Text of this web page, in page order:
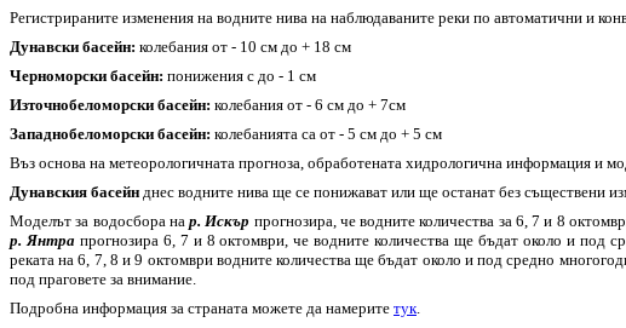
Регистрираните изменения на водните нива на наблюдаваните реки по автоматични и
Дунавски басейн: колебания от - 10 см до + 18 см
Черноморски басейн: понижения с до - 1 см
Източнобеломорски басейн: колебания от - 6 см до + 7см
Западнобеломорски басейн: колебанията са от - 5 см до + 5 см
Въз основа на метеорологичната прогноза, обработената хидрологична информация и
Дунавския басейн днес водните нива ще се понижават или ще останат без съществени
Моделът за водосбора нар. Искър прогнозира, че водните количества за 6, 7 и 8
р. Янтрапрогнозира 6, 7 и 8 октомври, че водните количества ще бъдат около и под
реката на 6, 7, 8 и 9 октомври водните количества ще бъдат около и под средно
под праговете за внимание.
Подробна информация за страната можете да намерите тук